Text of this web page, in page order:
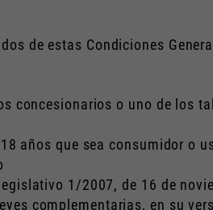
de estas Condiciones
concesionarios o uno de los
años que sea consumidor o
1/2007, de 16 de
complementarias, en su